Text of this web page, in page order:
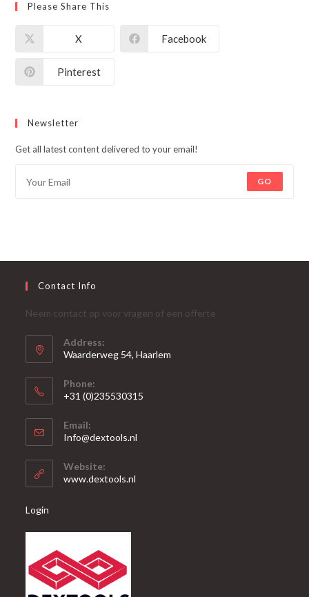
Please Share This
X Facebook
Pinterest
Newsletter
Get all latest content delivered to your email!
GO
Contact Info
Neem contact op voor vragen of een offerte
Address:
Waarderweg 54, Haarlem
Phone:
+31 (0)235530315
in
je
toepassing
Email:
Info@dextools.nl
Website:
www.dextools.nl
Login